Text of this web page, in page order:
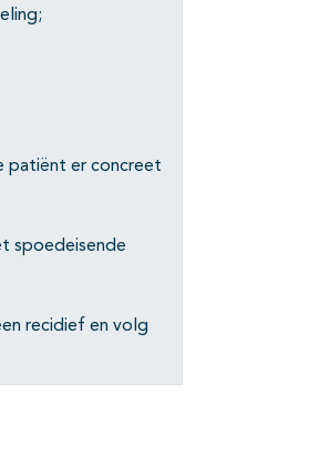
patiënt er concreet
spoedeisende
recidief en volg